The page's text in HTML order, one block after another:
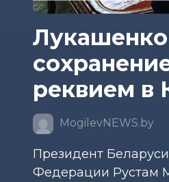
реквием в
MogilevNEWS.by
Президент
Федерации Рустам